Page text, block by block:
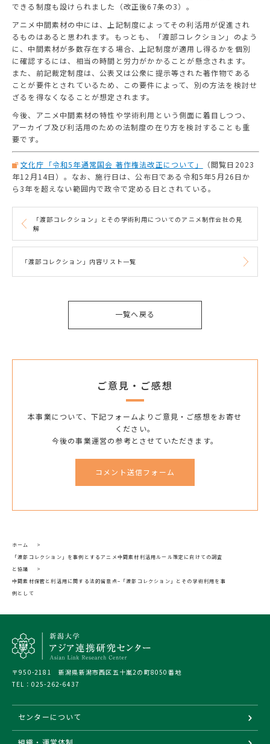
できる制度も設けられました（改正後67条の3）。
アニメ中間素材の中には、上記制度によってその利活用が促進され
るものはあると思われます。もっとも、「渡部コレクション」のよう
に、中間素材が多数存在する場合、上記制度が適用し得るかを個別
に確認するには、相当の時間と労力がかかることが懸念されます。
また、前記裁定制度は、公表又は公衆に提示等された著作物である
ことが要件とされているため、この要件によって、別の方法を検討せ
ざるを得なくなることが想定されます。
今後、アニメ中間素材の特性や学術利用という側面に着目しつつ、
アーカイブ及び利活用のための法制度の在り方を検討することも重
要です。
文化庁「令和5年通常国会 著作権法改正について」
（閲覧日2023
年12月14日）。なお、施行日は、公布日である令和5年5月26日か
ら3年を超えない範囲内で政令で定める日とされている。
「渡部コレクション」とその学術利用についてのアニメ制作会社の見
解
「渡部コレクション」内容リスト一覧
一覧へ戻る
ご意見・ご感想
本事業について、下記フォームよりご意見・ご感想をお寄せ
ください。
今後の事業運営の参考とさせていただきます。
コメント送信フォーム
ホーム
>
「渡部コレクション」を事例とするアニメ中間素材利活用ルール策定に向けての調査
と協議
>
中間素材保管と利活用に関する法的留意点−「渡部コレクション」とその学術利用を事
例として
〒950-2181 新潟県新潟市西区五十嵐2の町8050番地
TEL： 025-262-6437
センターについて